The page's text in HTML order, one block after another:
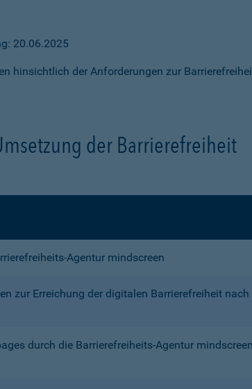
20.06.2025
hinsichtlich der Anforderungen zur
der Barrierefreiheit
Agentur mindscreen
zur Erreichung der digitalen Barrierefreiheit
durch die Barrierefreiheits-Agentur mindscreen